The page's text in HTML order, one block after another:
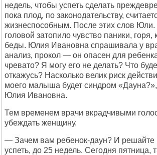
недель, чтобы успеть сделать
пока плод, по законодательству,
жизнеспособным. После этих слов Юли.
головой затопило чувство паники, горя,
беды. Юлия Ивановна спрашивала у
анализ, прокол — он опасен для
чревато? Я могу его не делать? Что
откажусь? Насколько велик риск
моего малыша будет синдром
Юлия Ивановна.
Тем временем врачи вкрадчивыми
убеждать женщину.
— Зачем вам ребенок-даун? И
успеть, до 25 недель. Сегодня пятница,